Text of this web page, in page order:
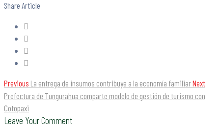
Share Article
Previous La entrega de insumos contribuye a la economía familiarNext
Prefectura de Tungurahua comparte modelo de gestión de turismo con
Cotopaxi
Leave Your Comment